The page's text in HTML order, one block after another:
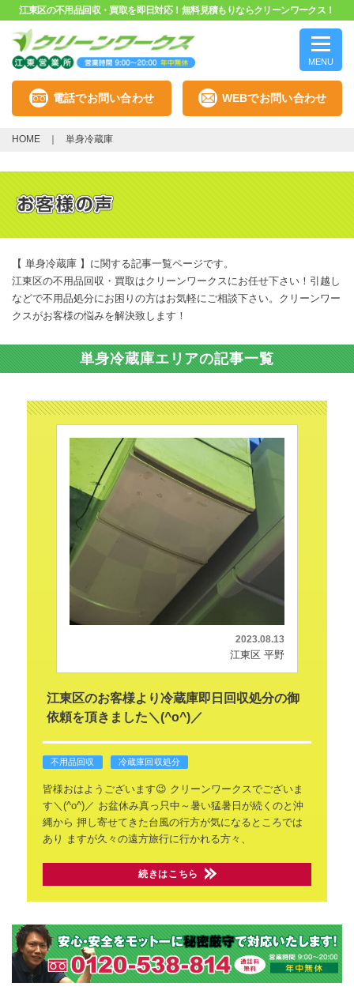
江東区の不用品回収・買取を即日対応！無料見積もりならクリーンワークス！
MENU
電話でお問い合わせ WEBでお問い合わせ
HOME 単身冷蔵庫
【 単身冷蔵庫 】に関する記事一覧ページです。
江東区の不用品回収・買取はクリーンワークスにお任せ下さい！引越し
などで不用品処分にお困りの方はお気軽にご相談下さい。クリーンワー
クスがお客様の悩みを解決致します！
単身冷蔵庫エリアの記事一覧
2023.08.13
江東区 平野
江東区のお客様より冷蔵庫即日回収処分の御
依頼を頂きました＼(^o^)／
不用品回収 冷蔵庫回収処分
皆様おはようございます😉 クリーンワークスでございま
す＼(^o^)／ お盆休み真っ只中～暑い猛暑日が続くのと沖
縄から 押し寄せてきた台風の行方が気になるところでは
あり
ますが久々の遠方旅行に行かれる方々、
続きはこちら